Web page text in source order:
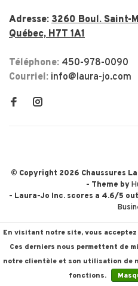
Adresse: 3260 Boul. Saint-
Québec, H7T 1A1
Téléphone: 450-978-0090
Courriel: info@laura-jo.com
© Copyright 2026 Chaussures
- Theme by
- Laura-Jo Inc. scores a 4.6/5
En visitant notre site, vous
Ces derniers nous permettent de
notre clientèle et son utilisation de
fonctions.